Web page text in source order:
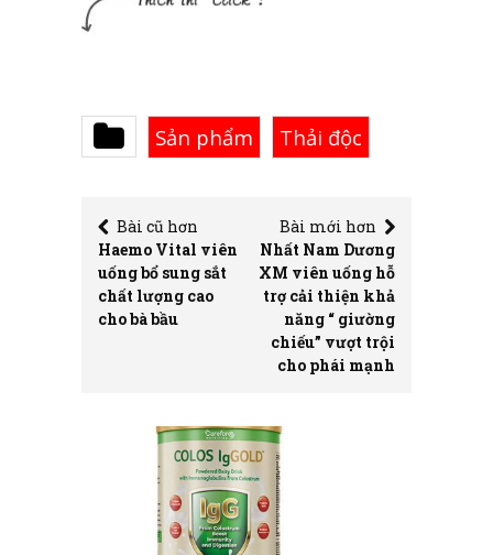
Sản phẩm Thải độc
Bài cũ hơn
Haemo Vital viên
uống bổ sung sắt
chất lượng cao
cho bà bầu
Bài mới hơn
Nhất Nam Dương
XM viên uống hỗ
trợ cải thiện khả
năng “ giường
chiếu” vượt trội
cho phái mạnh